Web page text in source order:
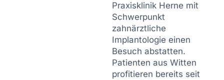
Praxisklinik Herne mit
Schwerpunkt
zahnärztliche
Implantologie einen
Besuch abstatten.
Patienten aus Witten
profitieren bereits seit